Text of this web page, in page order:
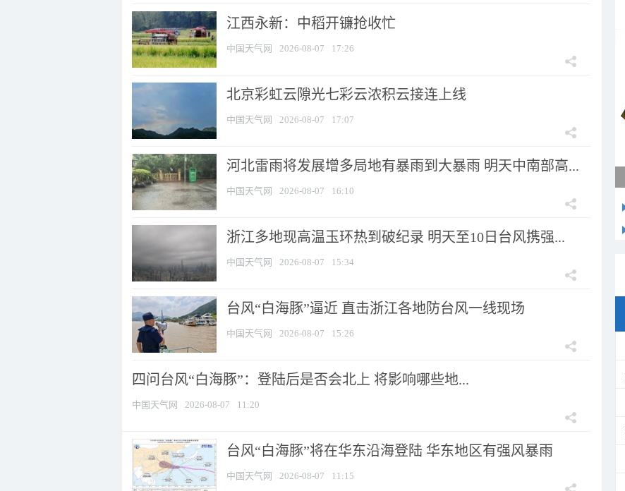
江西永新：中稻开镰抢收忙
中国天气网 2026-08-07 17:26
北京彩虹云隙光七彩云浓积云接连上线
中国天气网 2026-08-07 17:07
河北雷雨将发展增多局地有暴雨到大暴雨 明天中南部高...
中国天气网 2026-08-07 16:10
浙江多地现高温玉环热到破纪录 明天至10日台风携强...
中国天气网 2026-08-07 15:34
台风“白海豚”逼近 直击浙江各地防台风一线现场
中国天气网 2026-08-07 15:26
四问台风“白海豚”：登陆后是否会北上 将影响哪些地...
中国天气网 2026-08-07 11:20
台风“白海豚”将在华东沿海登陆 华东地区有强风暴雨
中国天气网 2026-08-07 11:15